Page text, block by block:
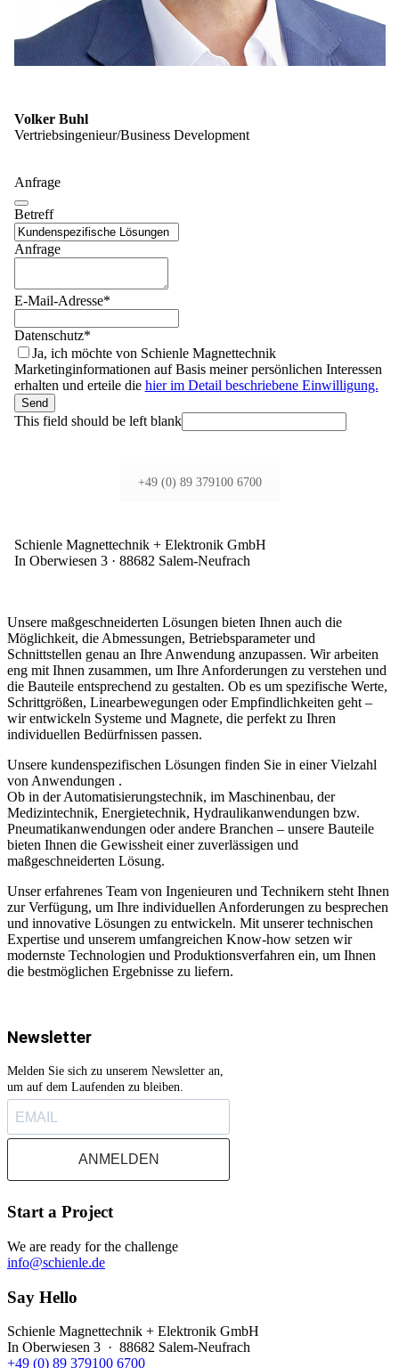
Volker Buhl
Vertriebsingenieur/Business Development
Anfrage
Betreff
Anfrage
E-Mail-Adresse*
Datenschutz*
Ja, ich möchte von Schienle Magnettechnik
Marketinginformationen auf Basis meiner persönlichen Interessen
erhalten und erteile die hier im Detail beschriebene Einwilligung.
Send
This field should be left blank
+49 (0) 89 379100 6700
Schienle Magnettechnik + Elektronik GmbH
In Oberwiesen 3 · 88682 Salem-Neufrach
Unsere maßgeschneiderten Lösungen bieten Ihnen auch die
Möglichkeit, die Abmessungen, Betriebsparameter und
Schnittstellen genau an Ihre Anwendung anzupassen. Wir arbeiten
eng mit Ihnen zusammen, um Ihre Anforderungen zu verstehen und
die Bauteile entsprechend zu gestalten. Ob es um spezifische Werte,
Schrittgrößen, Linearbewegungen oder Empfindlichkeiten geht –
wir entwickeln Systeme und Magnete, die perfekt zu Ihren
individuellen Bedürfnissen passen.
Unsere kundenspezifischen Lösungen finden Sie in einer Vielzahl
von Anwendungen .
Ob in der Automatisierungstechnik, im Maschinenbau, der
Medizintechnik, Energietechnik, Hydraulikanwendungen bzw.
Pneumatikanwendungen oder andere Branchen – unsere Bauteile
bieten Ihnen die Gewissheit einer zuverlässigen und
maßgeschneiderten Lösung.
Unser erfahrenes Team von Ingenieuren und Technikern steht Ihnen
zur Verfügung, um Ihre individuellen Anforderungen zu besprechen
und innovative Lösungen zu entwickeln. Mit unserer technischen
Expertise und unserem umfangreichen Know-how setzen wir
modernste Technologien und Produktionsverfahren ein, um Ihnen
die bestmöglichen Ergebnisse zu liefern.
Newsletter
Melden Sie sich zu unserem Newsletter an,
um auf dem Laufenden zu bleiben.
ANMELDEN
Start a Project
We are ready for the challenge
info@schienle.de
Say Hello
Schienle Magnettechnik + Elektronik GmbH
In Oberwiesen 3 · 88682 Salem-Neufrach
+49 (0) 89 379100 6700